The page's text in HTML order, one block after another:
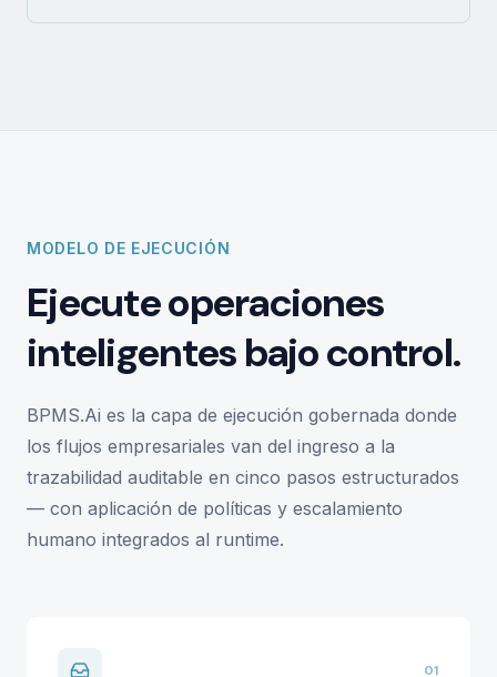
MODELO DE EJECUCIÓN
Ejecute operaciones
inteligentes bajo control.
BPMS.Ai es la capa de ejecución gobernada donde
los flujos empresariales van del ingreso a la
trazabilidad auditable en cinco pasos estructurados
— con aplicación de políticas y escalamiento
humano integrados al runtime.
01